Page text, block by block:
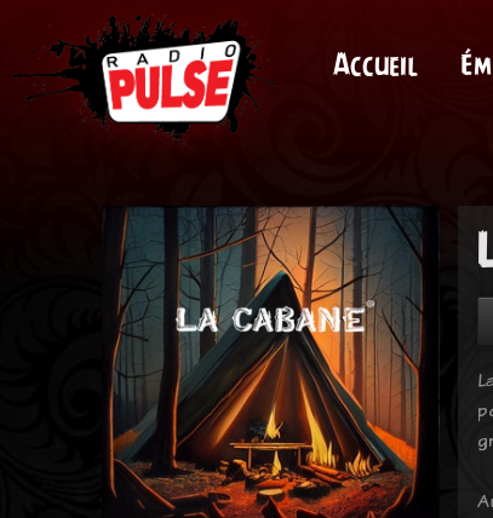
Accueil